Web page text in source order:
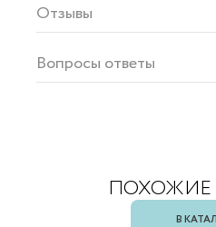
Отзывы
Вопросы ответы
ПОХОЖИЕ
В